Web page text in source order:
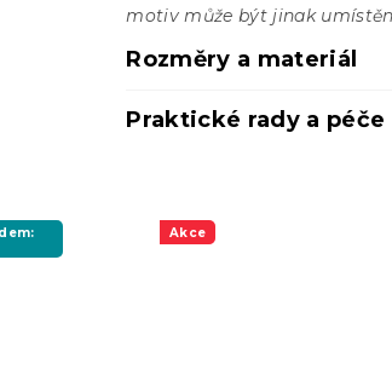
motiv může být jinak
Rozměry a materiál
Praktické rady a péče
Akce